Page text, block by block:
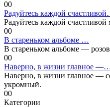
00
Радуйтесь каждой
Радуйтесь каждой
00
В стареньком альбоме …
В стареньком альбоме —
00
Наверно, в жизни главное
Наверно, в жизни главное —
укромный.
00
Категории